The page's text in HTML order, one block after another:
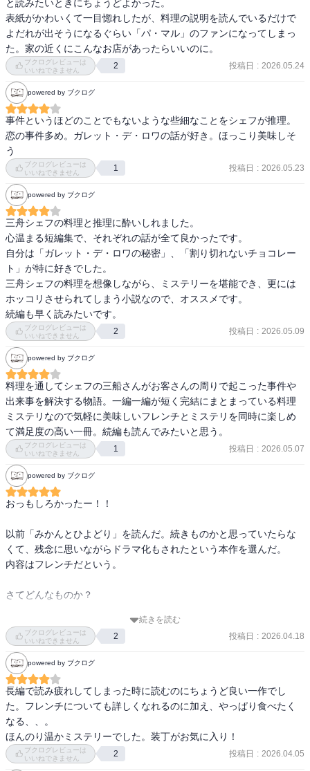
と読みたいときにちょうどよかった。
表紙がかわいくて一目惚れしたが、料理の説明を読んでいるだけで
よだれが出そうになるぐらい「パ・マル」のファンになってしまっ
た。家の近くにこんなお店があったらいいのに。
ブクログレビューは
いいねできません
2 投稿日 : 2026.05.24
powered by ブクログ
事件というほどのことでもないような些細なことをシェフが推理。
恋の事件多め。ガレット・デ・ロワの話が好き。ほっこり美味しそ
う
ブクログレビューは
いいねできません
1 投稿日 : 2026.05.23
powered by ブクログ
三舟シェフの料理と推理に酔いしれました。
心温まる短編集で、それぞれの話が全て良かったです。
自分は「ガレット・デ・ロワの秘密」、「割り切れないチョコレー
ト」が特に好きでした。
三舟シェフの料理を想像しながら、ミステリーを堪能でき、更には
ホッコリさせられてしまう小説なので、オススメです。
続編も早く読みたいです。
ブクログレビューは
いいねできません
2 投稿日 : 2026.05.09
powered by ブクログ
料理を通してシェフの三船さんがお客さんの周りで起こった事件や
出来事を解決する物語。一編一編が短く完結にまとまっている料理
ミステリなので気軽に美味しいフレンチとミステリを同時に楽しめ
て満足度の高い一冊。続編も読んでみたいと思う。
ブクログレビューは
いいねできません
1 投稿日 : 2026.05.07
powered by ブクログ
おっもしろかったー！！
以前「みかんとひよどり」を読んだ。続きものかと思っていたらな
くて、残念に思いながらドラマ化もされたという本作を選んだ。
内容はフレンチだという。
さてどんなものか？
値踏みするような気持ちでページを開いた。
──３日後、見事に読了して「もう一回読み直そうかな？」と思うま
でどハマりした人間がここにいる。最高だった。
次々に繰り出されるフランス家庭料理。家庭料理だから素朴かと思
いきや、素材にも決して手を抜かない姿勢がある。よく取材して
る。読んでる最中はお腹が鳴りっぱなしで、３日目はヴァン・ショ
ーの代わりに赤ワインを飲みながら読んだ。日常ミステリーに馴染
みがなかったのだが、ここまでハマるとは思わなかった。
続きを読む
ブクログレビューは
いいねできません
2 投稿日 : 2026.04.18
powered by ブクログ
長編で読み疲れしてしまった時に読むのにちょうど良い一作でし
た。フレンチについても詳しくなれるのに加え、やっぱり食べたく
なる、、。
ほんのり温かミステリーでした。装丁がお気に入り！
ブクログレビューは
いいねできません
2 投稿日 : 2026.04.05